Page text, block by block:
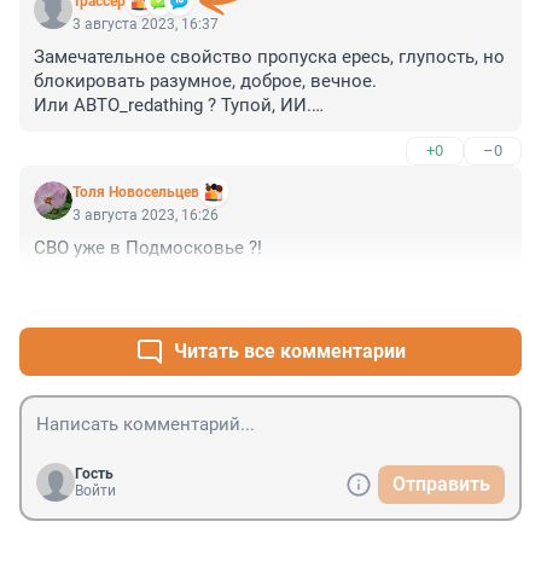
3 августа 2023, 16:37
Замечательное свойство пропуска ересь, глупость, но
блокировать разумное, доброе, вечное.
Или АВТО_redathing ? Тупой, ИИ.
+0 –0
Толя Новосельцев
3 августа 2023, 16:26
СВО уже в Подмосковье ?!
Читать все комментарии
Гость
Войти
Отправить